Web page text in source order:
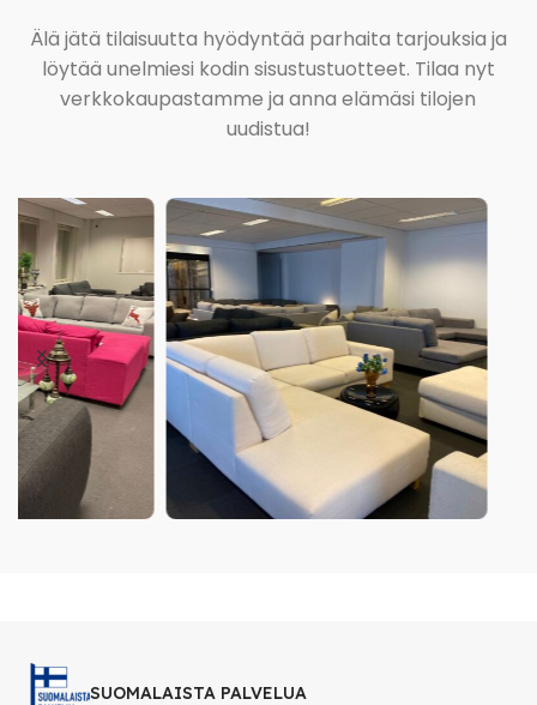
Älä jätä tilaisuutta hyödyntää parhaita tarjouksia ja
löytää unelmiesi kodin sisustustuotteet. Tilaa nyt
verkkokaupastamme ja anna elämäsi tilojen
uudistua!
SUOMALAISTA PALVELUA